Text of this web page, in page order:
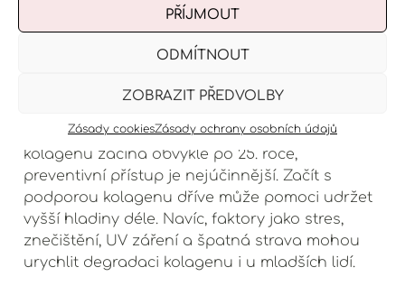
PŘÍJMOUT
ODMÍTNOUT
ZOBRAZIT PŘEDVOLBY
Zásady cookiesZásady ochrany osobních údajů
zejména po 30. roce života, kdy začíná
přirozený úbytek kolagenu.
Mýtus 5: Mladí lidé nepotřebují
Realita: I když je pravda, že dramatický úbytek
kolagenu začíná obvykle po 25. roce,
preventivní přístup je nejúčinnější. Začít s
podporou kolagenu dříve může pomoci udržet
vyšší hladiny déle. Navíc, faktory jako stres,
znečištění, UV záření a špatná strava mohou
urychlit degradaci kolagenu i u mladších lidí.